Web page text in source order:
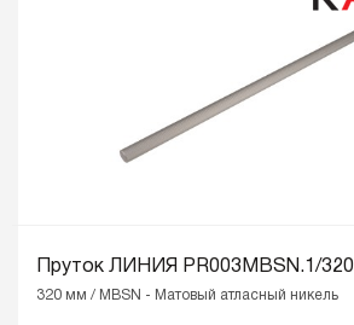
Пруток ЛИНИЯ PR003MBSN.1/320
320 мм / MBSN - Матовый атласный никель